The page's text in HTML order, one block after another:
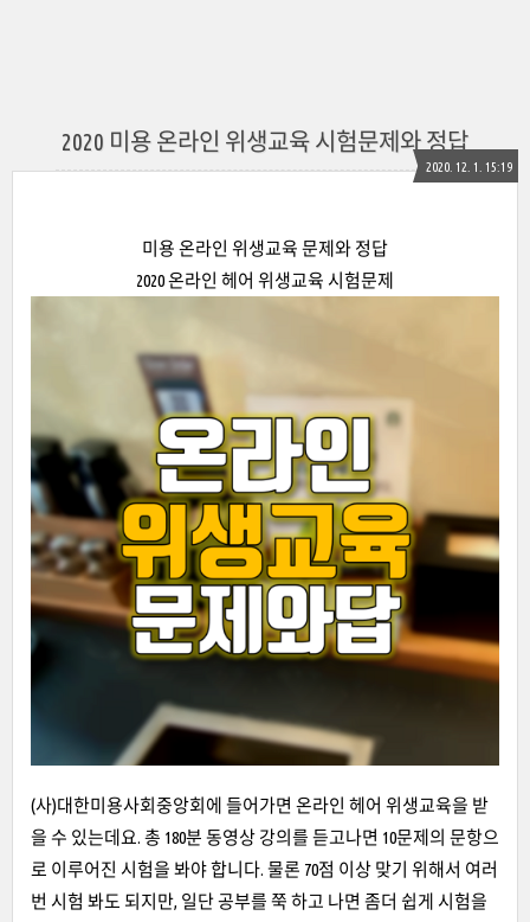
2020 미용 온라인 위생교육 시험문제와 정답
2020. 12. 1. 15:19
미용 온라인 위생교육 문제와 정답
2020 온라인 헤어 위생교육 시험문제
(사)대한미용사회중앙회에 들어가면 온라인 헤어 위생교육을 받
을 수 있는데요. 총 180분 동영상 강의를 듣고나면 10문제의 문항으
로 이루어진 시험을 봐야 합니다. 물론 70점 이상 맞기 위해서 여러
번 시험 봐도 되지만, 일단 공부를 쭉 하고 나면 좀더 쉽게 시험을